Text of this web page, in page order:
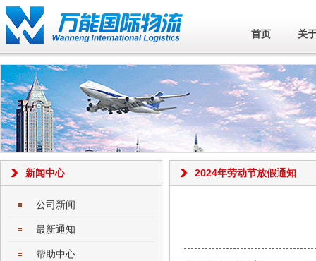
首页 关
新闻中心
公司新闻
最新通知
帮助中心
2024年劳动节放假通知